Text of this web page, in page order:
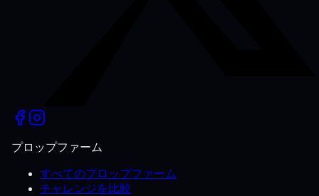
プロップファーム
すべてのプロップファーム
チャレンジを比較